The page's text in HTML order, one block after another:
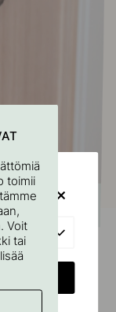
toimii
Voit
tai